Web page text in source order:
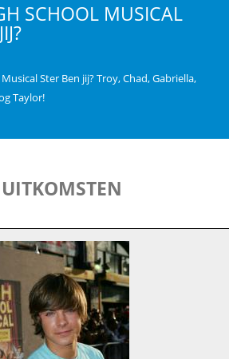
SCHOOL MUSICAL
Ster Ben jij? Troy, Chad, Gabriella,
Taylor!